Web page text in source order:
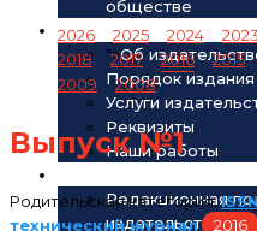
обществе
Об издательстве
">Об
Порядок издания
Услуги
Реквизиты
Наши работы
Редакционная
издательства
2026 2025 2024 2023
2018
2017 2016 2015
2009
2008
Выпуск №1
Родительская категория:
технический журнал
2016